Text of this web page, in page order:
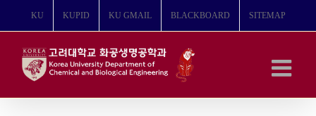
뛰
KU KUPID KU GMAIL BLACKBOARD SITEMAP